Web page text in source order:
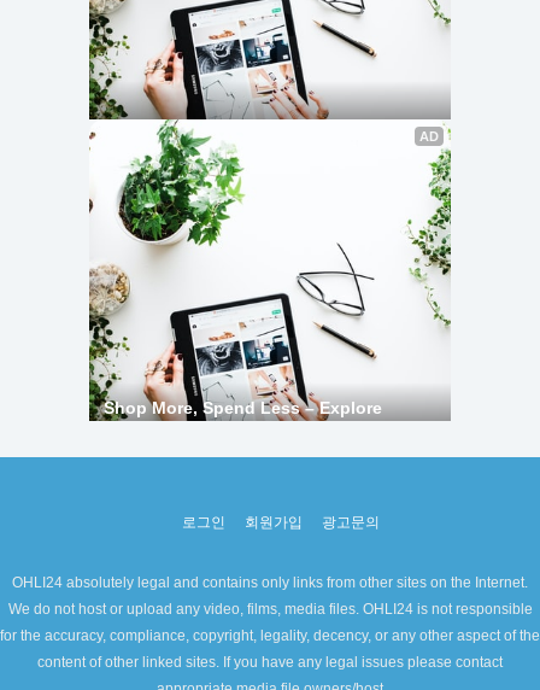
로그인 회원가입 광고문의
OHLI24 absolutely legal and contains only links from other sites on the Internet.
We do not host or upload any video, films, media files. OHLI24 is not responsible
for the accuracy, compliance, copyright, legality, decency, or any other aspect of the
content of other linked sites. If you have any legal issues please contact